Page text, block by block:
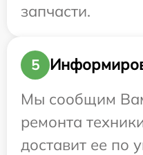
запчасти.
5
Мы сообщим
ремонта
доставит ее по